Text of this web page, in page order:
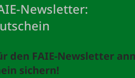
Newsletter:
den FAIE-Newsletter
sichern!